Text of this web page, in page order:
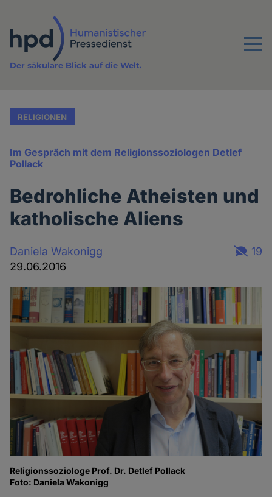
Inhalt
Menu
Der säkulare Blick auf die Welt.
RELIGIONEN
Im Gespräch mit dem Religionssoziologen Detlef
Pollack
Bedrohliche Atheisten und
katholische Aliens
Daniela Wakonigg
29.06.2016
19
Religionssoziologe Prof. Dr. Detlef Pollack
Foto: Daniela Wakonigg